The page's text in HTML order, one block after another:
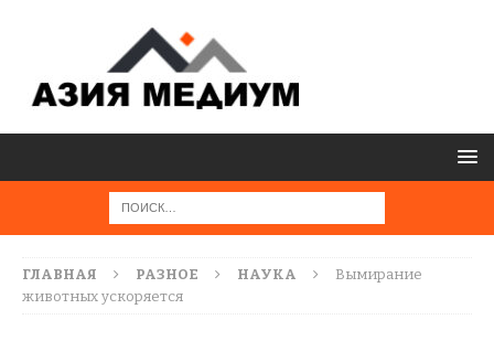
ГЛАВНАЯ РАЗНОЕ НАУКА
Вымирание
животных ускоряется